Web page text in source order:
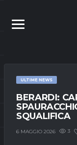
ULTIME NEWS
BERARDI:
SQUALIFICA
6 MAGGIO 2026 3